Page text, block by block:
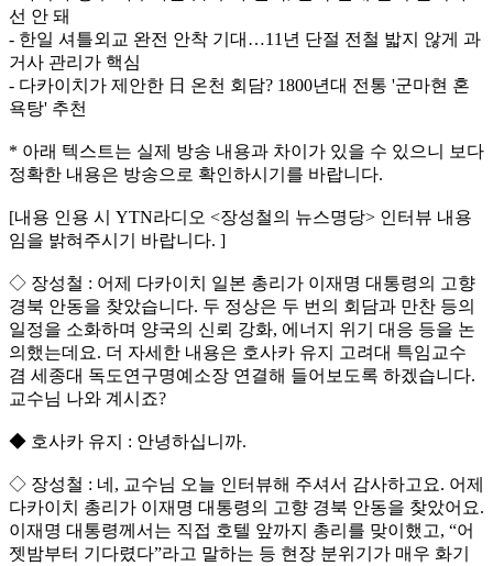
선 안 돼
- 한일 셔틀외교 완전 안착 기대…11년 단절 전철 밟지 않게 과
거사 관리가 핵심
- 다카이치가 제안한 日 온천 회담? 1800년대 전통 '군마현 혼
욕탕' 추천
* 아래 텍스트는 실제 방송 내용과 차이가 있을 수 있으니 보다
정확한 내용은 방송으로 확인하시기를 바랍니다.
[내용 인용 시 YTN라디오 <장성철의 뉴스명당> 인터뷰 내용
임을 밝혀주시기 바랍니다. ]
◇ 장성철 : 어제 다카이치 일본 총리가 이재명 대통령의 고향
경북 안동을 찾았습니다. 두 정상은 두 번의 회담과 만찬 등의
일정을 소화하며 양국의 신뢰 강화, 에너지 위기 대응 등을 논
의했는데요. 더 자세한 내용은 호사카 유지 고려대 특임교수
겸 세종대 독도연구명예소장 연결해 들어보도록 하겠습니다.
교수님 나와 계시죠?
◆ 호사카 유지 : 안녕하십니까.
◇ 장성철 : 네, 교수님 오늘 인터뷰해 주셔서 감사하고요. 어제
다카이치 총리가 이재명 대통령의 고향 경북 안동을 찾았어요.
이재명 대통령께서는 직접 호텔 앞까지 총리를 맞이했고, “어
젯밤부터 기다렸다”라고 말하는 등 현장 분위기가 매우 화기